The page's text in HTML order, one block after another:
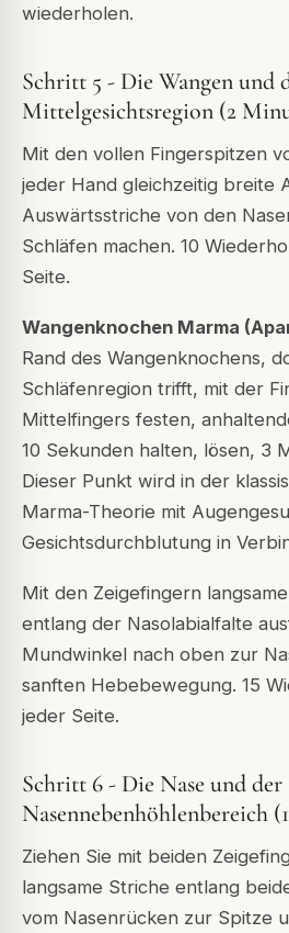
wiederholen.
Schritt 5 - Die Wangen und
Mittelgesichtsregion (2
Mit den vollen Fingerspitzen
jeder Hand gleichzeitig breite
Auswärtsstriche von den
Schläfen machen. 10
Seite.
Wangenknochen Marma
Rand des Wangenknochens,
Schläfenregion trifft, mit der
Mittelfingers festen,
10 Sekunden halten, lösen, 3
Dieser Punkt wird in der
Marma-Theorie mit
Gesichtsdurchblutung in
Mit den Zeigefingern
entlang der Nasolabialfalte
Mundwinkel nach oben zur
sanften Hebebewegung. 15
jeder Seite.
Schritt 6 - Die Nase und der
Nasennebenhöhlenbereich
Ziehen Sie mit beiden
langsame Striche entlang
vom Nasenrücken zur Spitze